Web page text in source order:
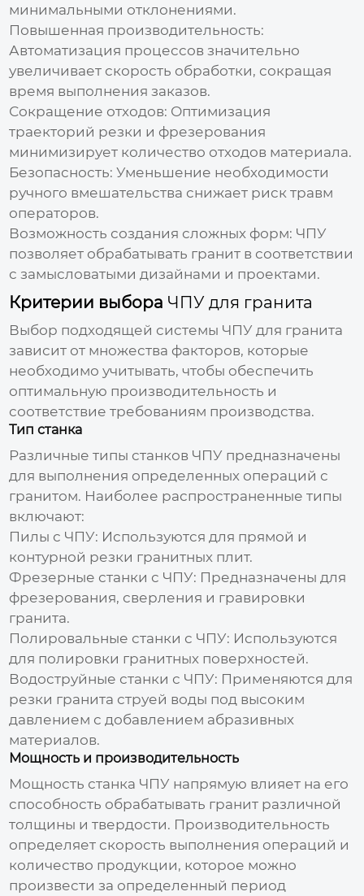
минимальными отклонениями.
Повышенная производительность:
Автоматизация процессов значительно
увеличивает скорость обработки, сокращая
время выполнения заказов.
Сокращение отходов: Оптимизация
траекторий резки и фрезерования
минимизирует количество отходов материала.
Безопасность: Уменьшение необходимости
ручного вмешательства снижает риск травм
операторов.
Возможность создания сложных форм: ЧПУ
позволяет обрабатывать гранит в соответствии
с замысловатыми дизайнами и проектами.
Критерии выбора ЧПУ для гранита
Выбор подходящей системы ЧПУ для гранита
зависит от множества факторов, которые
необходимо учитывать, чтобы обеспечить
оптимальную производительность и
соответствие требованиям производства.
Тип станка
Различные типы станков ЧПУ предназначены
для выполнения определенных операций с
гранитом. Наиболее распространенные типы
включают:
Пилы с ЧПУ: Используются для прямой и
контурной резки гранитных плит.
Фрезерные станки с ЧПУ: Предназначены для
фрезерования, сверления и гравировки
гранита.
Полировальные станки с ЧПУ: Используются
для полировки гранитных поверхностей.
Водоструйные станки с ЧПУ: Применяются для
резки гранита струей воды под высоким
давлением с добавлением абразивных
материалов.
Мощность и производительность
Мощность станка ЧПУ напрямую влияет на его
способность обрабатывать гранит различной
толщины и твердости. Производительность
определяет скорость выполнения операций и
количество продукции, которое можно
произвести за определенный период